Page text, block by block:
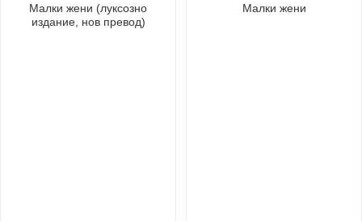
Малки жени (луксозно
издание, нов превод)
Малки жени